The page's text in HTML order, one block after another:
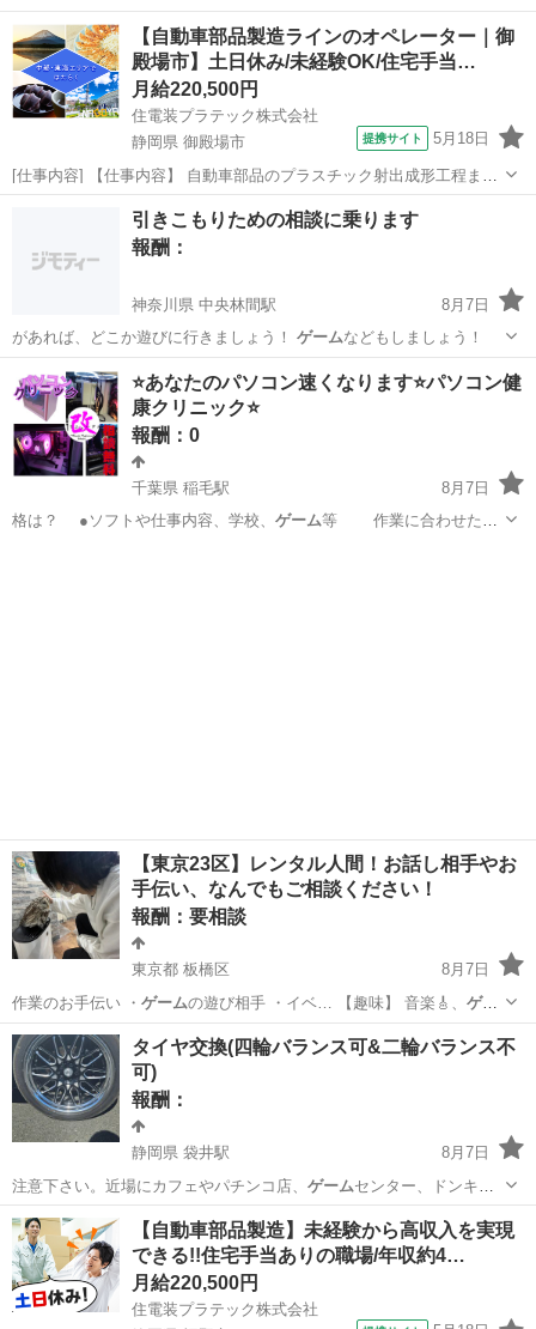
【自動車部品製造ラインのオペレーター｜御
殿場市】土日休み/未経験OK/住宅手当…
月給220,500円
住電装プラテック株式会社
静岡県 御殿場市
提携サイト 5月18日
[仕事内容] 【仕事内容】 自動車部品のプラスチック射出成形工程また
は組立工程での以下業務をお願いします。 ・生産段取り、チョコ停解
除などの作業 ・箱替え、梱包などの作業 ・材料及び部材供給及び補助
作業 ・物流や簡易保全作業...
御殿場市 工場
引きこもりための相談に乗ります
報酬：
神奈川県 中央林間駅
8月7日
があれば、どこか遊びに行きましょう！ ゲームなどもしましょう！
神奈川 大和市 中央林間駅 手伝いたい/助けたい
引きこもり
⭐あなたのパソコン速くなります⭐パソコン健
康クリニック⭐
報酬：0
千葉県 稲毛駅
8月7日
格は？ ●ソフトや仕事内容、学校、 ゲーム等 作業に合わせたパ
【東京23区】レンタル人間！お話し相手やお
手伝い、なんでもご相談ください！
報酬：要相談
東京都 板橋区
8月7日
作業のお手伝い ・ ゲームの遊び相手 ・イベ… 【趣味】 音楽🎸、 ゲー
ム
🎮、料理🍳 【連…
東京 板橋区 手伝いたい/助けたい 手伝い
タイヤ交換(四輪バランス可&二輪バランス不
可)
報酬：
静岡県 袋井駅
8月7日
注意下さい。近場にカフェやパチンコ店、 ゲームセンター、ドンキホ
ーテなどありますので…
静岡 袋井市 袋井駅 その他 ホイール
【自動車部品製造】未経験から高収入を実現
できる!!住宅手当ありの職場/年収約4…
月給220,500円
住電装プラテック株式会社